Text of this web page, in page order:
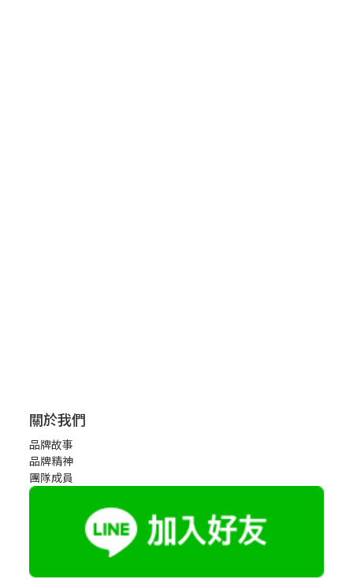
關於我們
品牌故事
品牌精神
團隊成員